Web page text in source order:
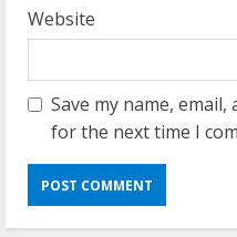
Website
Save my name,
for the next time I